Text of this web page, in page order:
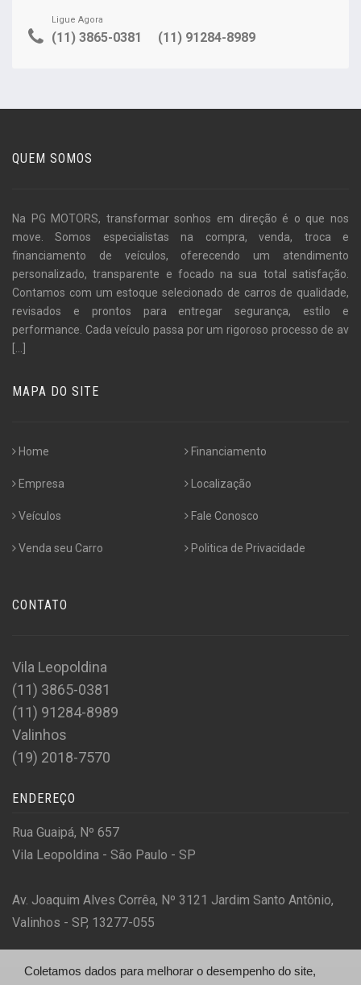
Ligue Agora
(11) 3865-0381 (11) 91284-8989
QUEM SOMOS
Na PG MOTORS, transformar sonhos em direção é o que nos
move. Somos especialistas na compra, venda, troca e
financiamento de veículos, oferecendo um atendimento
personalizado, transparente e focado na sua total satisfação.
Contamos com um estoque selecionado de carros de qualidade,
revisados e prontos para entregar segurança, estilo e
performance. Cada veículo passa por um rigoroso processo de av
[...]
MAPA DO SITE
Home
Empresa
Veículos
Venda seu Carro
Financiamento
Localização
Fale Conosco
Politica de Privacidade
CONTATO
Vila Leopoldina
(11) 3865-0381
(11) 91284-8989
Valinhos
(19) 2018-7570
ENDEREÇO
Rua Guaipá, Nº 657
Vila Leopoldina - São Paulo - SP
Av. Joaquim Alves Corrêa, Nº 3121 Jardim Santo Antônio,
Valinhos - SP, 13277-055
Coletamos dados para melhorar o desempenho do site,